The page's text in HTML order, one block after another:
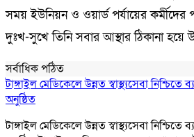
সময় ইউনিয়ন ও ওয়ার্ড পর্যায়ের কর্মীদের
দুঃখ-সুখে তিনি সবার আস্থার ঠিকানা হয়ে
সর্বাধিক পঠিত
টাঙ্গাইল মেডিকেলে উন্নত স্বাস্থ্যসেবা নিশ্চিতে
অনুষ্ঠিত
টাঙ্গাইল মেডিকেলে উন্নত স্বাস্থ্যসেবা নিশ্চিতে